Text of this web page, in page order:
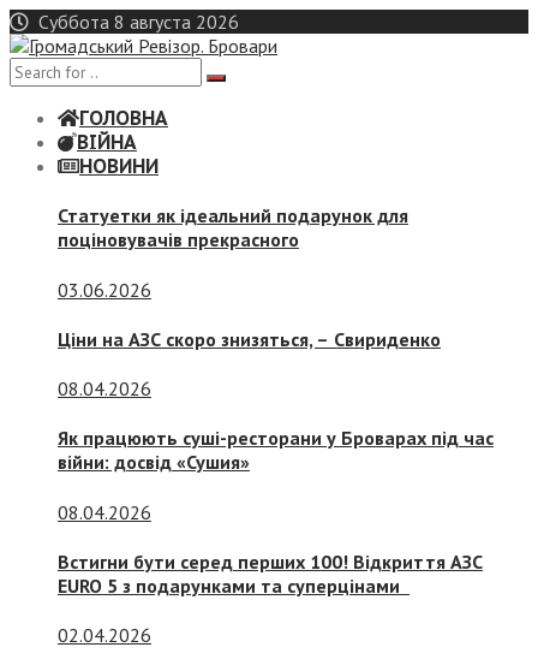
Skip
to
content
Суббота 8 августа 2026
ГОЛОВНА
ВІЙНА
НОВИНИ
Статуетки як ідеальний подарунок для
поціновувачів прекрасного
03.06.2026
Ціни на АЗС скоро знизяться, – Свириденко
08.04.2026
Як працюють суші-ресторани у Броварах під час
війни: досвід «Сушия»
08.04.2026
Встигни бути серед перших 100! Відкриття АЗС
EURO 5 з подарунками та суперцінами
02.04.2026